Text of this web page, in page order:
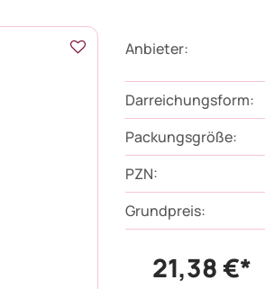
Anbieter:
Darreichungsform:
Packungsgröße:
PZN:
Grundpreis:
21,38 €*